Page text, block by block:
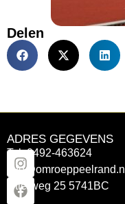
Delen
ADRES GEGEVENS
Tel: 0492-463624
info@omroeppeelrand.nl
Otterweg 25 5741BC